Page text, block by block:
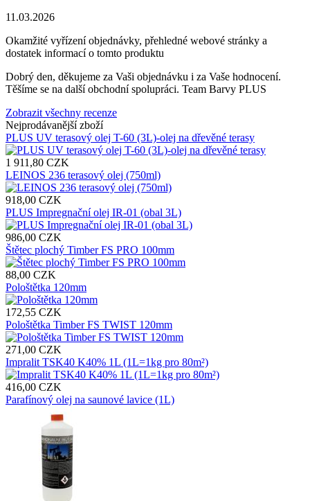
11.03.2026
Okamžité vyřízení objednávky, přehledné webové stránky a
dostatek informací o tomto produktu
Dobrý den, děkujeme za Vaši objednávku i za Vaše hodnocení.
Těšíme se na další obchodní spolupráci. Team Barvy PLUS
Zobrazit všechny recenze
Nejprodávanější zboží
PLUS UV terasový olej T-60 (3L)-olej na dřevěné terasy
1 911,80 CZK
LEINOS 236 terasový olej (750ml)
918,00 CZK
PLUS Impregnační olej IR-01 (obal 3L)
986,00 CZK
Štětec plochý Timber FS PRO 100mm
88,00 CZK
Pološtětka 120mm
172,55 CZK
Pološtětka Timber FS TWIST 120mm
271,00 CZK
Impralit TSK40 K40% 1L (1L=1kg pro 80m²)
416,00 CZK
Parafínový olej na saunové lavice (1L)